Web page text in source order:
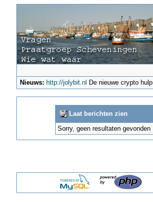
Nieuws: http://jolybit.nl De nieuwe crypto hulp
Laat berichten zien
Sorry, geen resultaten gevonden